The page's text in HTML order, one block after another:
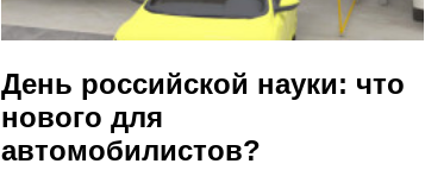
День российской науки: что
нового для
автомобилистов?